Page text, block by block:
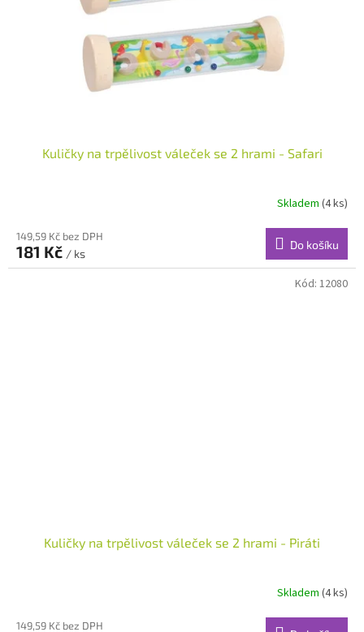
Kuličky na trpělivost váleček se 2 hrami - Safari
Skladem (4 ks)
149,59 Kč bez DPH
181 Kč / ks
Do košíku
Kuličky na trpělivost váleček se 2 hrami - Piráti
Skladem (4 ks)
149,59 Kč bez DPH
Kód: 12080